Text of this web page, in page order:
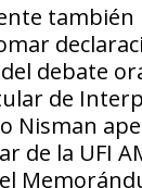
también
debate
de
Nisman
de la UFI